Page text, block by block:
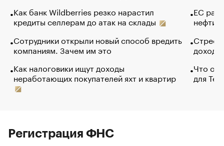
Как банк Wildberries резко нарастил
кредиты селлерам до атак на склады
Сотрудники открыли новый способ вредить
компаниям. Зачем им это
Как налоговики ищут доходы
неработающих покупателей яхт и квартир
ЕС
нефти
Что
для
Регистрация ФНС